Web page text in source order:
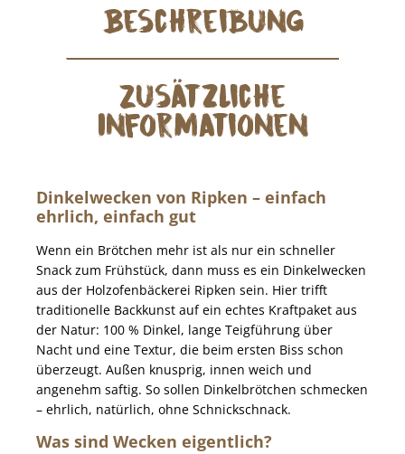
Beschreibung
Zusätzliche
Informationen
Dinkelwecken von Ripken – einfach
ehrlich, einfach gut
Wenn ein Brötchen mehr ist als nur ein schneller
Snack zum Frühstück, dann muss es ein Dinkelwecken
aus der Holzofenbäckerei Ripken sein. Hier trifft
traditionelle Backkunst auf ein echtes Kraftpaket aus
der Natur: 100 % Dinkel, lange Teigführung über
Nacht und eine Textur, die beim ersten Biss schon
überzeugt. Außen knusprig, innen weich und
angenehm saftig. So sollen Dinkelbrötchen schmecken
– ehrlich, natürlich, ohne Schnickschnack.
Was sind Wecken eigentlich?